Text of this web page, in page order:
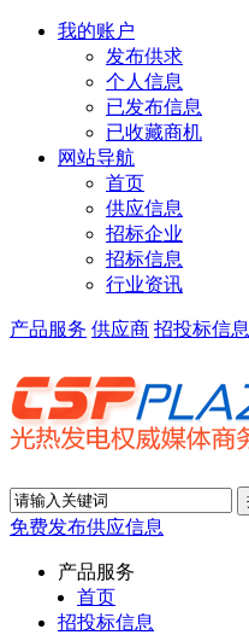
我的账户
发布供求
个人信息
已发布信息
已收藏商机
网站导航
首页
供应信息
招标企业
招标信息
行业资讯
产品服务 供应商 招投标信息
免费发布供应信息
产品服务
首页
招投标信息